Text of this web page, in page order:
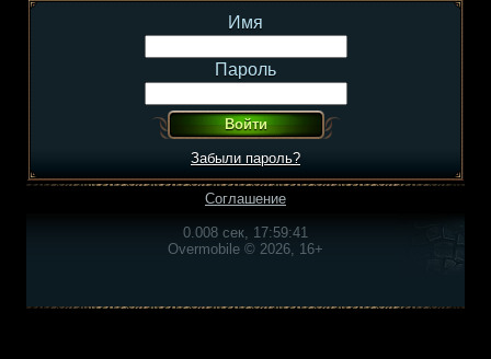
Имя
Пароль
Забыли пароль?
Соглашение
0.008 сек, 17:59:41
Overmobile © 2026, 16+